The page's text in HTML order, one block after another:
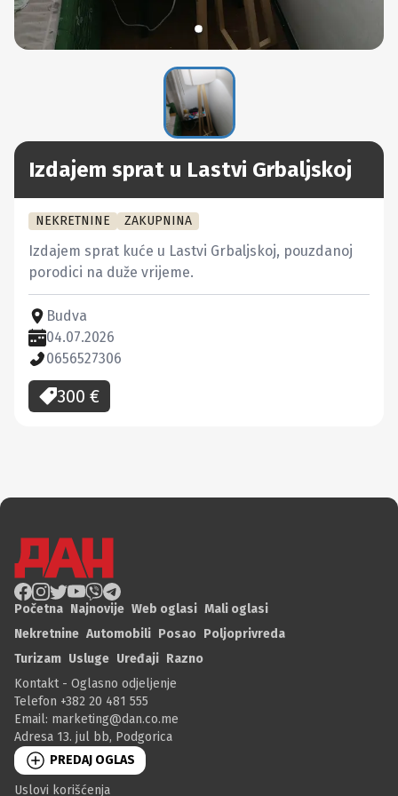
Izdajem sprat u Lastvi Grbaljskoj
NEKRETNINE ZAKUPNINA
Izdajem sprat kuće u Lastvi Grbaljskoj, pouzdanoj
porodici na duže vrijeme.
Budva
04.07.2026
0656527306
300 €
Početna Najnovije Web oglasi Mali oglasi
Nekretnine Automobili Posao Poljoprivreda
Turizam Usluge Uređaji Razno
Kontakt - Oglasno odjeljenje
Telefon +382 20 481 555
Email: marketing@dan.co.me
Adresa 13. jul bb, Podgorica
PREDAJ OGLAS
Uslovi korišćenja